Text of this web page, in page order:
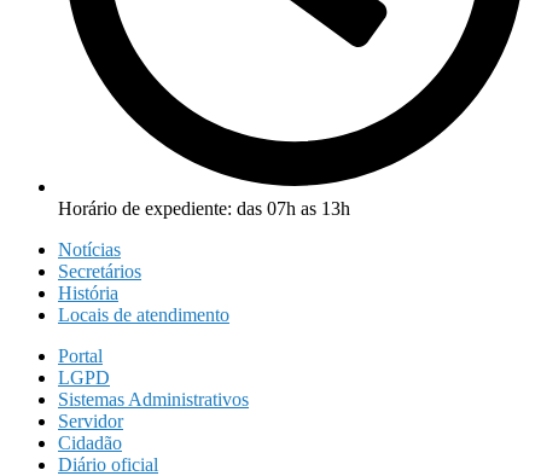
Horário de expediente: das 07h as 13h
Notícias
Secretários
História
Locais de atendimento
Portal
LGPD
Sistemas Administrativos
Servidor
Cidadão
Diário oficial